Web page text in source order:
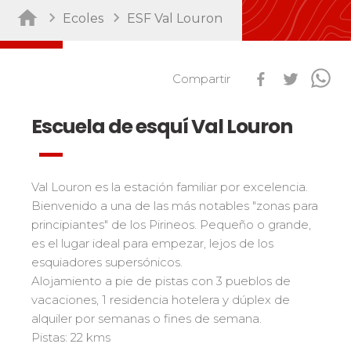
Por actividad
Esquí de travesía 121
Seminario / Team Building
Raquetas 117
Handiski 105
Nórdico
Por región
Performance
Mídete con otros competidores
Niños
Los pequeños riders
Adolescentes y adultos
Todos los niveles
Performance
Mídete con otros competidores
Pruebas de esquí nórdico
Niños
Ski Open
Résultats Ski Open
Classements Ski Open
Les classements nationaux
Les directs
Suivez les coureurs en direct
esf Ski Tour
Résultats esf Ski Tour
Classement esf Ski Tour
Le classement national
Résultats et archives
Étoile d’Or
Ski Open Coq d’Or
Ski d’Or
Challenge des moniteurs
Nordic Skiercross
Espace moniteurs
Mémorial
Les résultats par épreuves
Ecoles ESF Val Louron
Compartir
Escuela de esquí Val Louron
Val Louron es la estación familiar por excelencia.
Bienvenido a una de las más notables "zonas para
principiantes" de los Pirineos. Pequeño o grande,
es el lugar ideal para empezar, lejos de los
esquiadores supersónicos.
Alojamiento a pie de pistas con 3 pueblos de
vacaciones, 1 residencia hotelera y dúplex de
alquiler por semanas o fines de semana.
Pistas: 22 kms